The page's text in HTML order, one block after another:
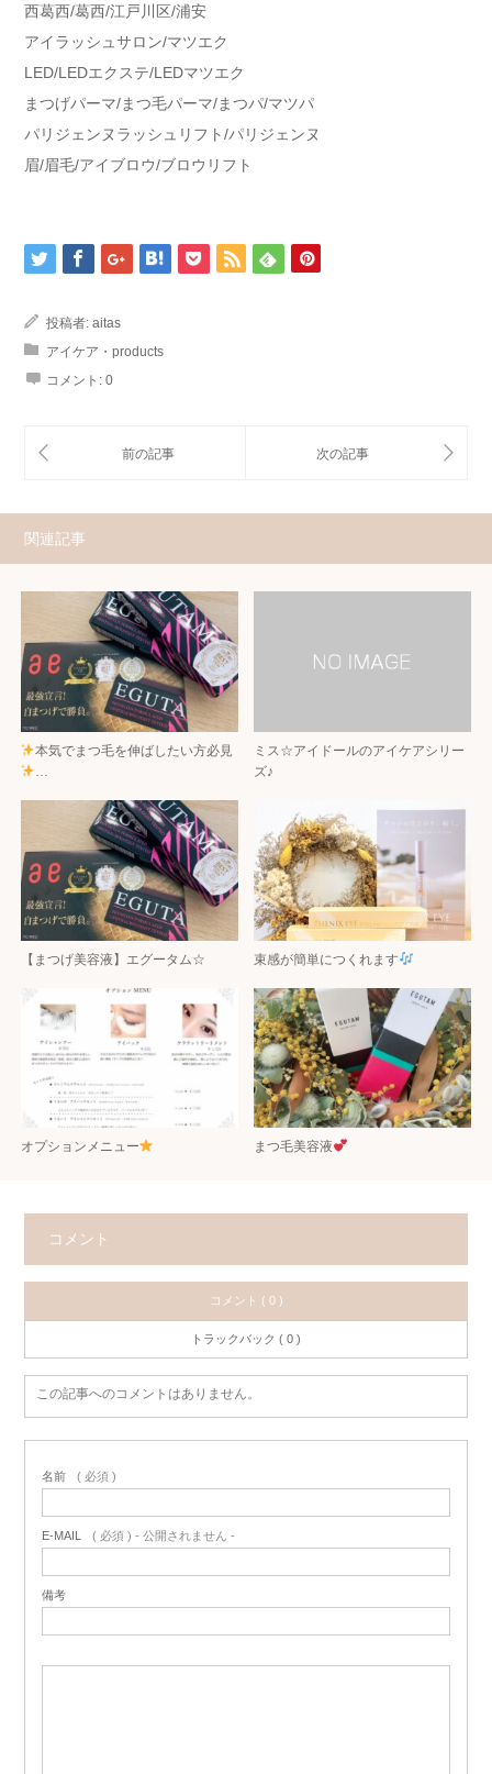
西葛西/葛西/江戸川区/浦安
アイラッシュサロン/マツエク
LED/LEDエクステ/LEDマツエク
まつげパーマ/まつ毛パーマ/まつパ/マツパ
パリジェンヌラッシュリフト/パリジェンヌ
眉/眉毛/アイブロウ/ブロウリフト
投稿者: aitas
アイケア・products
コメント: 0
関連記事
本気でまつ毛を伸ばしたい方必見
…
ミス☆アイドールのアイケアシリー
ズ♪
【まつげ美容液】エグータム☆ 束感が簡単につくれます
オプションメニュー まつ毛美容液
コメント
コメント ( 0 )
トラックバック ( 0 )
この記事へのコメントはありません。
名前 ( 必須 )
E-MAIL ( 必須 ) - 公開されません -
備考